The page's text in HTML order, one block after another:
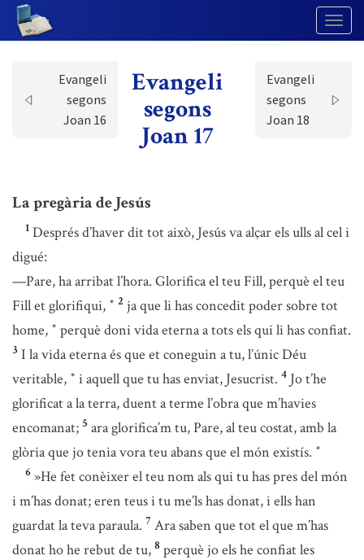
Evangeli
segons
Joan 16
Evangeli
segons
Joan 17
Evangeli
segons
Joan 18
La pregària de Jesús
1 Després d’haver dit tot això, Jesús va alçar els ulls al cel i
digué:
—Pare, ha arribat l’hora. Glorifica el teu Fill, perquè el teu
Fill et glorifiqui, * 2 ja que li has concedit poder sobre tot
home, * perquè doni vida eterna a tots els qui li has confiat.
3 I la vida eterna és que et coneguin a tu, l’únic Déu
veritable, * i aquell que tu has enviat, Jesucrist. 4 Jo t’he
glorificat a la terra, duent a terme l’obra que m’havies
encomanat; 5 ara glorifica’m tu, Pare, al teu costat, amb la
glòria que jo tenia vora teu abans que el món existís. *
6 »He fet conèixer el teu nom als qui tu has pres del món
i m’has donat; eren teus i tu me’ls has donat, i ells han
guardat la teva paraula. 7 Ara saben que tot el que m’has
donat ho he rebut de tu, 8 perquè jo els he confiat les